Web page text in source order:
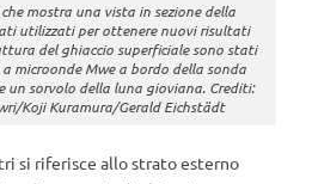
mostra una vista in sezione della
utilizzati per ottenere nuovi risultati
del ghiaccio superficiale sono stati
microonde Mwe a bordo della sonda
un sorvolo della luna gioviana. Crediti:
Koji Kuramura/Gerald Eichstädt
si riferisce allo strato esterno